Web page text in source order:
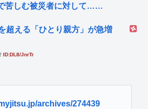
苦しむ被災者に対して……
超える「ひとり親方」が急増
ID:DL8/JnrTr
archives/274439